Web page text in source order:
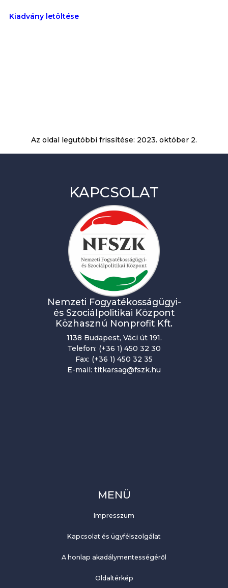
Kiadvány letöltése
Az oldal legutóbbi frissítése: 2023. október 2.
KAPCSOLAT
Nemzeti Fogyatékosságügyi-
és Szociálpolitikai Központ
Közhasznú Nonprofit Kft.
1138 Budapest, Váci út 191.
Telefon: (+36 1) 450 32 30
Fax: (+36 1) 450 32 35
E-mail: titkarsag@fszk.hu
MENÜ
Impresszum
Kapcsolat és ügyfélszolgálat
A honlap akadálymentességéről
Oldaltérkép